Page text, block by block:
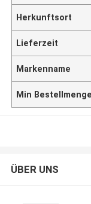
Herkunftsort
Lieferzeit
Markenname
Min Bestellmenge
ÜBER UNS